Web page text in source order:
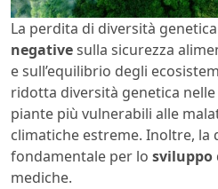
La perdita di diversità
negativesulla sicurezza
e sull’equilibrio degli
ridotta diversità genetica
piante più vulnerabili alle
climatiche estreme. Inoltre, la
fondamentale per lo sviluppo
mediche.